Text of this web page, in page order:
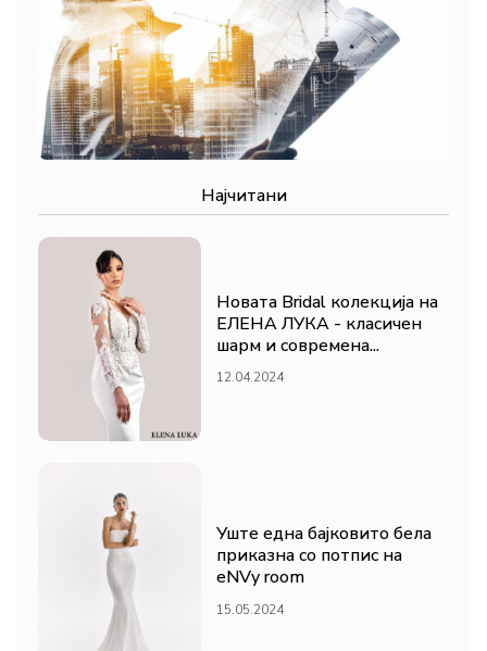
Најчитани
Новата Bridal колекција на
ЕЛЕНА ЛУКА - класичен
шарм и современа...
12.04.2024
Уште една бајковито бела
приказна со потпис на
eNVy room
15.05.2024